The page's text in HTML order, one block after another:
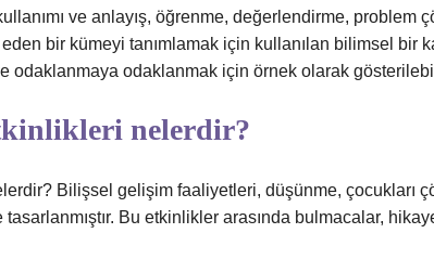
ve anlayış, öğrenme, değerlendirme, problem
bir kümeyi tanımlamak için kullanılan bilimsel bir
odaklanmaya odaklanmak için örnek olarak
nelerdir?
Bilişsel gelişim faaliyetleri, düşünme, çocukları
Bu etkinlikler arasında bulmacalar,